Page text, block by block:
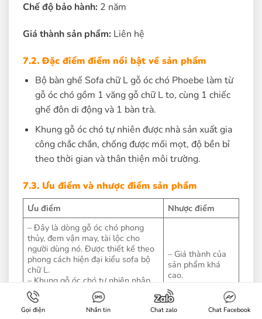
Chế độ bảo hành: 2 năm
Giá thành sản phẩm: Liên hệ
7.2. Đặc điểm điểm nổi bật về sản phẩm
Bộ bàn ghế Sofa chữ L gỗ óc chó Phoebe làm từ
gỗ óc chó gồm 1 văng gỗ chữ L to, cùng 1 chiếc
ghế đôn di động và 1 bàn trà.
Khung gỗ óc chó tự nhiên được nhà sản xuất gia
công chắc chắn, chống được mối mọt, độ bền bỉ
theo thời gian và thân thiện môi trường.
7.3. Ưu điểm và nhược điểm sản phẩm
Ưu điểm
Nhược điểm
– Đây là dòng gỗ óc chó phong
thủy, đem vận may, tài lộc cho
người dùng nó. Được thiết kế theo
phong cách hiện đại kiểu sofa bộ
chữ L.
– Khung gỗ óc chó tự nhiên nhập
khẩu được nhà sản xuất gia công
chắc chắn, chịu lực tốt, chống mối
mọt, va đập mạnh.
– Giá thành của
sản phẩm khá
cao.
những ngôi nhà
nhỏ mang lại sự
Gọi điện Nhắn tin Chat zalo Chat Facebook